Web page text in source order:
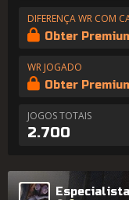
DIFERENÇA WR COM
Obter
WR JOGADO
Obter
JOGOS TOTAIS
2.700